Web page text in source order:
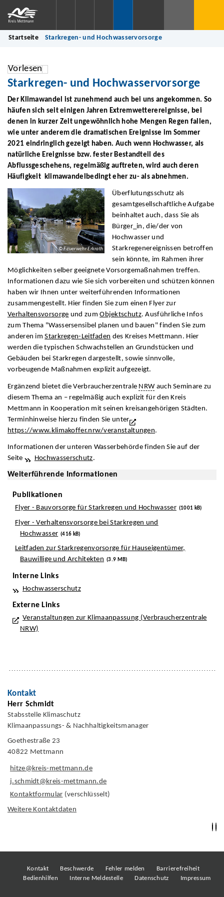
Startseite Starkregen- und Hochwasservorsorge
Vorlesen
Starkregen- und Hochwasservorsorge
Der Klimawandel ist zunehmend auch bei uns angekommen. So
häufen sich seit einigen Jahren Extremwetterereignisse, bei
denen in kurzer Zeit ungewöhnlich hohe Mengen Regen fallen,
wie unter anderem die dramatischen Ereignisse im Sommer
2021 eindringlich gezeigt haben. Auch wenn Hochwasser, als
natürliche Ereignisse bzw. fester Bestandteil des
Abflussgeschehens, regelmäßig auftreten, wird auch deren
Häufigkeit klimawandelbedingt eher zu- als abnehmen.
© Feuerwehr Erkrath
Überflutungsschutz als
gesamtgesellschaftliche Aufgabe
beinhaltet auch, dass Sie als
Bürger_in, die/der von
Hochwasser und
Starkregenereignissen betroffen
sein könnte, im Rahmen ihrer
Möglichkeiten selber geeignete Vorsorgemaßnahmen treffen.
Informationen dazu wie Sie sich vorbereiten und schützen können
haben wir Ihnen unter weiterführenden Informationen
zusammengestellt. Hier finden Sie zum einen Flyer zur
Verhaltensvorsorge und zumObjektschutz. Ausführliche Infos
zum Thema "Wassersensibel planen und bauen" finden Sie zum
anderen imStarkregen-Leitfaden des Kreises Mettmann. Hier
werden die typischen Schwachstellen an Grundstücken und
Gebäuden bei Starkregen dargestellt, sowie sinnvolle,
vorbeugende Maßnahmen explizit aufgezeigt.
Ergänzend bietet die Verbraucherzentrale NRWauch Seminare zu
diesem Thema an – regelmäßig auch explizit für den Kreis
Mettmann in Kooperation mit seinen kreisangehörigen Städten.
Terminhinweise hierzu finden Sie unter
https://www.klimakoffer.nrw/veranstaltungen.
Informationen der unteren Wasserbehörde finden Sie auf der
Seite
Hochwasserschutz.
Weiterführende Informationen
Publikationen
Flyer - Bauvorsorge für Starkregen und Hochwasser (1001 kB)
Flyer - Verhaltensvorsorge bei Starkregen und
Hochwasser (416 kB)
Leitfaden zur Starkregenvorsorge für Hauseigentümer,
Bauwillige und Architekten (3.9 MB)
Interne Links
Hochwasserschutz
Externe Links
Veranstaltungen zur Klimaanpassung (Verbraucherzentrale
NRW)
Kontakt
Herr Schmidt
Stabsstelle Klimaschutz
Klimaanpassungs- & Nachhaltigkeitsmanager
Goethestraße 23
40822 Mettmann
hitze@kreis-mettmann.de
j.schmidt@kreis-mettmann.de
Kontaktformular (verschlüsselt)
Weitere Kontaktdaten
Kontakt Beschwerde Fehler melden
Barrierefreiheit
Bedienhilfen
Interne Meldestelle Datenschutz Impressum